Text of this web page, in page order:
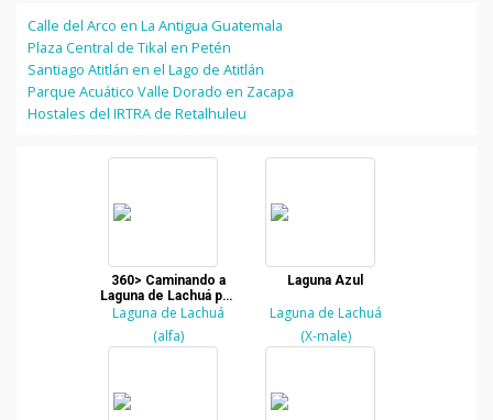
Calle del Arco en La Antigua Guatemala
Plaza Central de Tikal en Petén
Santiago Atitlán en el Lago de Atitlán
Parque Acuático Valle Dorado en Zacapa
Hostales del IRTRA de Retalhuleu
360> Caminando a
Laguna de Lachuá por
el bosque tropical
Laguna de Lachuá
(alfa)
Laguna Azul
Laguna de Lachuá
(X-male)